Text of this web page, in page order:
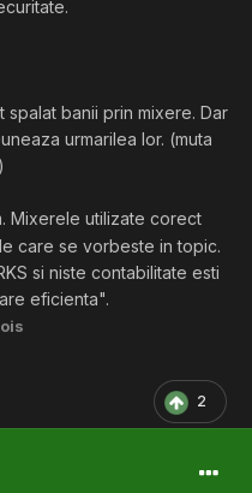
banii prin mixere. Dar
urmarilea lor. (muta
Mixerele utilizate corect
care se vorbeste in topic.
si niste contabilitate esti
eficienta".
2